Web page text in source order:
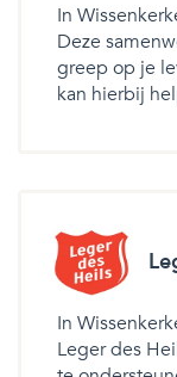
In
Deze
greep op je
kan hierbij
In
Leger des